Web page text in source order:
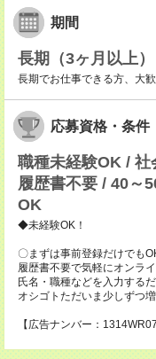
期間
長期（3ヶ月以上）
長期でお仕事できる方、大歓
応募資格・条件
職種未経験OK /
履歴書不要 / 40～
OK
◆未経験OK！
〇まずは事前登録だけでも
履歴書不要で気軽にオンラ
氏名・職種などを入力する
オシゴトただいま少しずつ
【広告ナンバー：